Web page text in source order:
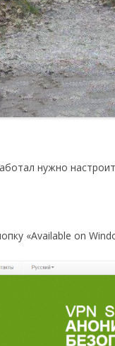
нужно
«Available on